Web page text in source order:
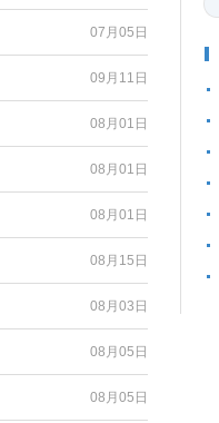
07月05日
09月11日
08月01日
08月01日
08月01日
08月15日
08月03日
08月05日
08月05日